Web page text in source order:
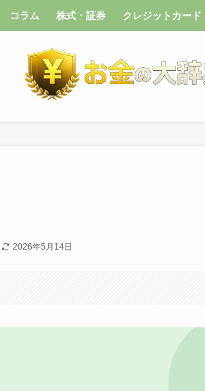
コラム 株式・証券 クレジットカード
2026年5月14日